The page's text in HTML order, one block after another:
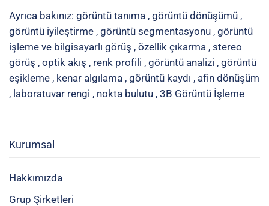
Ayrıca bakınız: görüntü tanıma , görüntü dönüşümü ,
görüntü iyileştirme , görüntü segmentasyonu , görüntü
işleme ve bilgisayarlı görüş , özellik çıkarma , stereo
görüş , optik akış , renk profili , görüntü analizi , görüntü
eşikleme , kenar algılama , görüntü kaydı , afin dönüşüm
, laboratuvar rengi , nokta bulutu , 3B Görüntü İşleme
Kurumsal
Hakkımızda
Grup Şirketleri